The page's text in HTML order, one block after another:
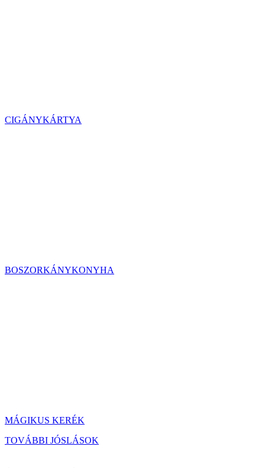
CIGÁNYKÁRTYA
BOSZORKÁNYKONYHA
MÁGIKUS KERÉK
TOVÁBBI JÓSLÁSOK